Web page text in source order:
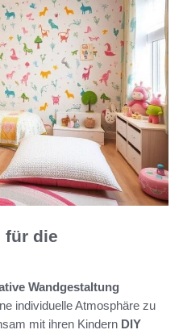
für die
Wandgestaltung
individuelle Atmosphäre zu
mit ihren Kindern DIY